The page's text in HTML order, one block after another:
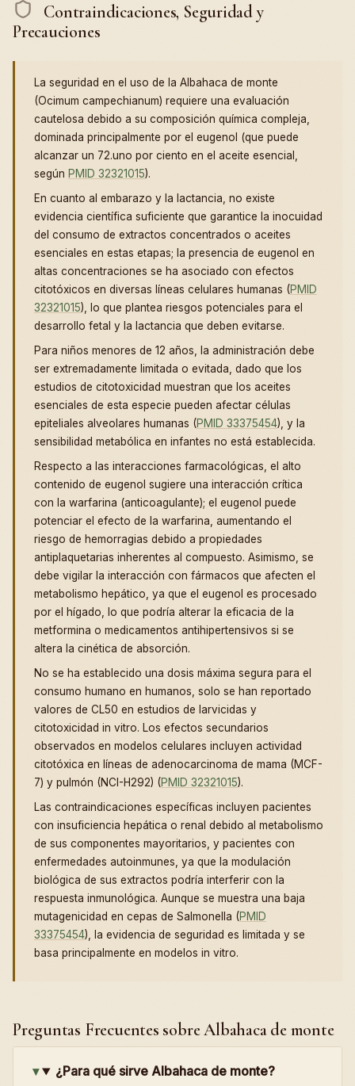
Contraindicaciones, Seguridad y
Precauciones
La seguridad en el uso de la Albahaca de monte
(Ocimum campechianum) requiere una evaluación
cautelosa debido a su composición química compleja,
dominada principalmente por el eugenol (que puede
alcanzar un 72.uno por ciento en el aceite esencial,
según PMID 32321015).
En cuanto al embarazo y la lactancia, no existe
evidencia científica suficiente que garantice la inocuidad
del consumo de extractos concentrados o aceites
esenciales en estas etapas; la presencia de eugenol en
altas concentraciones se ha asociado con efectos
citotóxicos en diversas líneas celulares humanas (PMID
32321015), lo que plantea riesgos potenciales para el
desarrollo fetal y la lactancia que deben evitarse.
Para niños menores de 12 años, la administración debe
ser extremadamente limitada o evitada, dado que los
estudios de citotoxicidad muestran que los aceites
esenciales de esta especie pueden afectar células
epiteliales alveolares humanas (PMID 33375454), y la
sensibilidad metabólica en infantes no está establecida.
Respecto a las interacciones farmacológicas, el alto
contenido de eugenol sugiere una interacción crítica
con la warfarina (anticoagulante); el eugenol puede
potenciar el efecto de la warfarina, aumentando el
riesgo de hemorragias debido a propiedades
antiplaquetarias inherentes al compuesto. Asimismo, se
debe vigilar la interacción con fármacos que afecten el
metabolismo hepático, ya que el eugenol es procesado
por el hígado, lo que podría alterar la eficacia de la
metformina o medicamentos antihipertensivos si se
altera la cinética de absorción.
No se ha establecido una dosis máxima segura para el
consumo humano en humanos, solo se han reportado
valores de CL50 en estudios de larvicidas y
citotoxicidad in vitro. Los efectos secundarios
observados en modelos celulares incluyen actividad
citotóxica en líneas de adenocarcinoma de mama (MCF-
7) y pulmón (NCI-H292) (PMID 32321015).
Las contraindicaciones específicas incluyen pacientes
con insuficiencia hepática o renal debido al metabolismo
de sus componentes mayoritarios, y pacientes con
enfermedades autoinmunes, ya que la modulación
biológica de sus extractos podría interferir con la
respuesta inmunológica. Aunque se muestra una baja
mutagenicidad en cepas de Salmonella (PMID
33375454), la evidencia de seguridad es limitada y se
basa principalmente en modelos in vitro.
Preguntas Frecuentes sobre Albahaca de monte
¿Para qué sirve Albahaca de monte?